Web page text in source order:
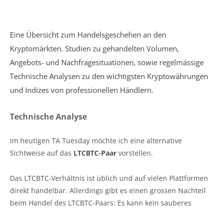
Eine Übersicht zum Handelsgeschehen an den
Kryptomärkten. Studien zu gehandelten Volumen,
Angebots- und Nachfragesituationen, sowie regelmässige
Technische Analysen zu den wichtigsten Kryptowährungen
und Indizes von professionellen Händlern.
Technische Analyse
Im heutigen TA Tuesday möchte ich eine alternative
Sichtweise auf das LTCBTC-Paar vorstellen.
Das LTCBTC-Verhältnis ist üblich und auf vielen Plattformen
direkt handelbar. Allerdings gibt es einen grossen Nachteil
beim Handel des LTCBTC-Paars: Es kann kein sauberes